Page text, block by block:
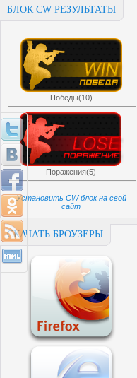
БЛОК CW РЕЗУЛЬТАТЫ
Победы(10)
Поражения(5)
Установить CW блок на свой
сайт
СКАЧАТЬ БРОУЗЕРЫ